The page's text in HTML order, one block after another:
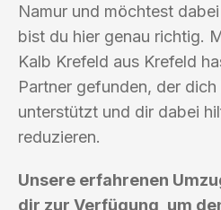
Namur und möchtest
bist du hier genau richtig.
Kalb Krefeld aus Krefeld
Partner gefunden, der
unterstützt und dir dabei
reduzieren.
Unsere erfahrenen
dir zur Verfügung, um